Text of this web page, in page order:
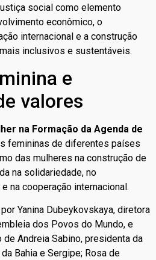
social como elemento
econômico, o
internacional e a construção
inclusivos e sustentáveis.
e
valores
na Formação da Agenda de
femininas de diferentes países
das mulheres na construção de
na solidariedade, no
na cooperação internacional.
Yanina Dubeykovskaya, diretora
dos Povos do Mundo, e
Andreia Sabino, presidenta da
Bahia e Sergipe; Rosa de